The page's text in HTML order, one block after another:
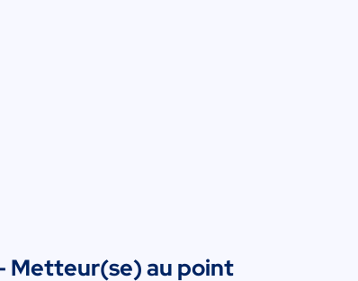
Metteur(se) au point